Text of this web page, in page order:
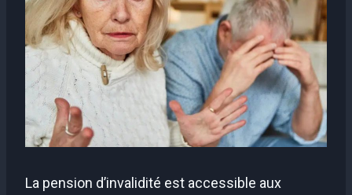
La pension d’invalidité est accessible aux